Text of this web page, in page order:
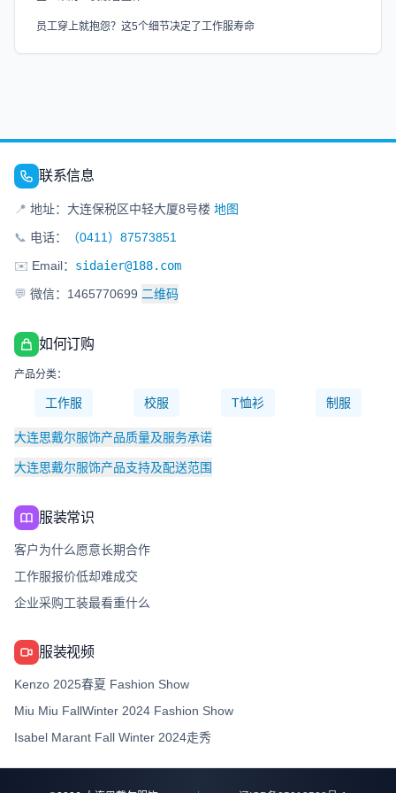
员工穿上就抱怨？这5个细节决定了工作服寿命
联系信息
📍 地址：大连保税区中轻大厦8号楼 地图
📞 电话：
（0411）87573851
✉️ Email： sidaier@188.com
💬 微信：1465770699 二维码
如何订购
产品分类：
工作服 校服 T恤衫 制服
大连思戴尔服饰产品质量及服务承诺
大连思戴尔服饰产品支持及配送范围
服装常识
客户为什么愿意长期合作
工作服报价低却难成交
企业采购工装最看重什么
服装视频
Kenzo 2025春夏 Fashion Show
Miu Miu FallWinter 2024 Fashion Show
Isabel Marant Fall Winter 2024走秀